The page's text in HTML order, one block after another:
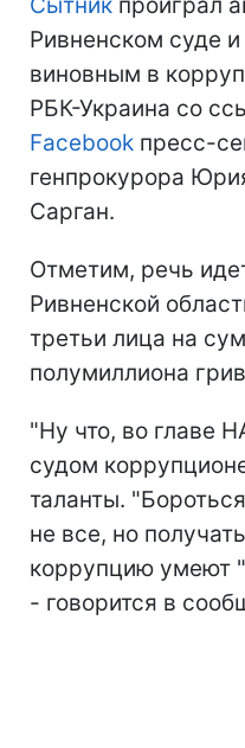
Ривненском суде
виновным в
РБК-Украина со
Faсebook пресс-
генпрокурора
Сарган.
Отметим, речь
Ривненской
третьи лица на
полумиллиона
"Ну что, во главе
судом
таланты.
не все, но
коррупцию умеют
- говорится в